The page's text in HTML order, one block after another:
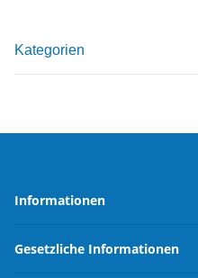
Kategorien
Informationen
Gesetzliche Informationen